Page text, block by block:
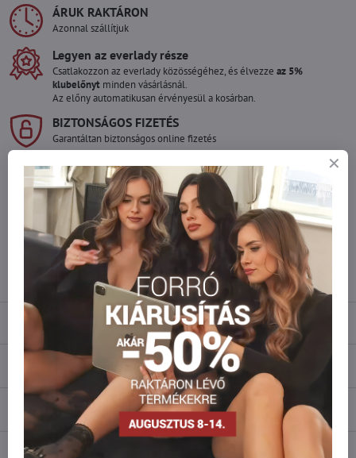
ÁRUK RAKTÁRON
Azonnal szállítjuk
Legyen az everlady része
Csatlakozzon az everlady közösségéhez, és élvezze az 5%
klubelőnyt minden vásárlásnál.
Az előny automatikusan érvényesül a kosárban.
BIZTONSÁGOS FIZETÉS
Garantáltan biztonságos online fizetés
Szeretne több terméket rendelni mint
amennyi raktáron van?
Ne habozzon kapcsolatba lépni velünk, raktárra szállítjuk az árut!
info​@everlady​.eu
Leírás
0
Fórum 0